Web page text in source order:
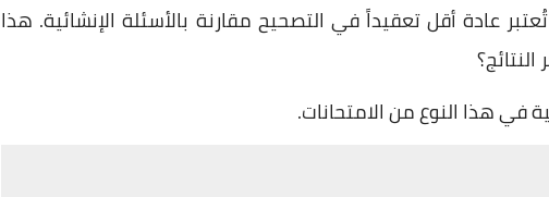
عادة أقل تعقيداً في التصحيح مقارنة بالأسئلة الإنشائية. هذا
في هذا النوع من الامتحانات.